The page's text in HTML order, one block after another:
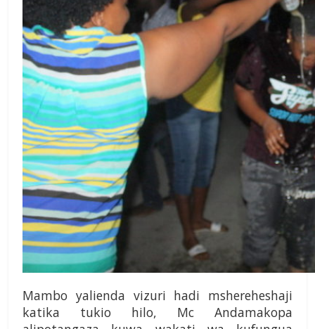
Mambo yalienda vizuri hadi mshereheshaji
ka­tika tukio hilo, Mc An­damakopa